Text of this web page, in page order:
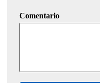
Comentario